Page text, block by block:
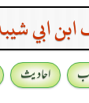
ابي
احادیث